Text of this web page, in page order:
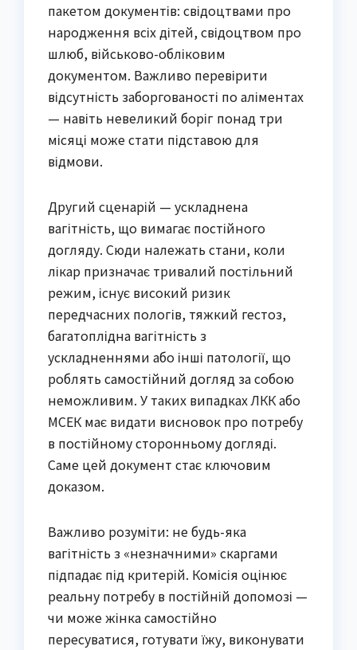
пакетом документів: свідоцтвами про
народження всіх дітей, свідоцтвом про
шлюб, військово-обліковим
документом. Важливо перевірити
відсутність заборгованості по аліментах
— навіть невеликий боріг понад три
місяці може стати підставою для
відмови.
Другий сценарій — ускладнена
вагітність, що вимагає постійного
догляду. Сюди належать стани, коли
лікар призначає тривалий постільний
режим, існує високий ризик
передчасних пологів, тяжкий гестоз,
багатоплідна вагітність з
ускладненнями або інші патології, що
роблять самостійний догляд за собою
неможливим. У таких випадках ЛКК або
МСЕК має видати висновок про потребу
в постійному сторонньому догляді.
Саме цей документ стає ключовим
доказом.
Важливо розуміти: не будь-яка
вагітність з «незначними» скаргами
підпадає під критерій. Комісія оцінює
реальну потребу в постійній допомозі —
чи може жінка самостійно
пересуватися, готувати їжу, виконувати